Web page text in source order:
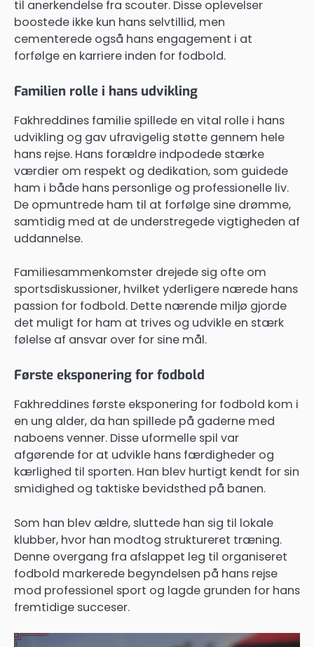
til anerkendelse fra scouter. Disse oplevelser
boostede ikke kun hans selvtillid, men
cementerede også hans engagement i at
forfølge en karriere inden for fodbold.
Familien rolle i hans udvikling
Fakhreddines familie spillede en vital rolle i hans
udvikling og gav ufravigelig støtte gennem hele
hans rejse. Hans forældre indpodede stærke
værdier om respekt og dedikation, som guidede
ham i både hans personlige og professionelle liv.
De opmuntrede ham til at forfølge sine drømme,
samtidig med at de understregede vigtigheden af
uddannelse.
Familiesammenkomster drejede sig ofte om
sportsdiskussioner, hvilket yderligere nærede hans
passion for fodbold. Dette nærende miljø gjorde
det muligt for ham at trives og udvikle en stærk
følelse af ansvar over for sine mål.
Første eksponering for fodbold
Fakhreddines første eksponering for fodbold kom i
en ung alder, da han spillede på gaderne med
naboens venner. Disse uformelle spil var
afgørende for at udvikle hans færdigheder og
kærlighed til sporten. Han blev hurtigt kendt for sin
smidighed og taktiske bevidsthed på banen.
Som han blev ældre, sluttede han sig til lokale
klubber, hvor han modtog struktureret træning.
Denne overgang fra afslappet leg til organiseret
fodbold markerede begyndelsen på hans rejse
mod professionel sport og lagde grunden for hans
fremtidige succeser.